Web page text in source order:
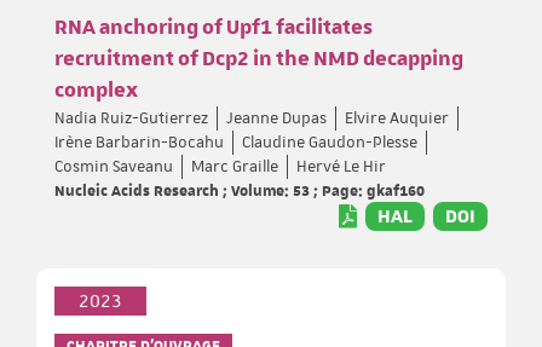
RNA anchoring of Upf1 facilitates
recruitment of Dcp2 in the NMD decapping
complex
Nadia Ruiz-Gutierrez Jeanne Dupas
Elvire Auquier
Irène Barbarin-Bocahu
Claudine Gaudon-Plesse
Cosmin Saveanu
Marc Graille
Hervé Le Hir
Nucleic Acids Research ; Volume: 53 ; Page: gkaf160
HAL DOI
2023